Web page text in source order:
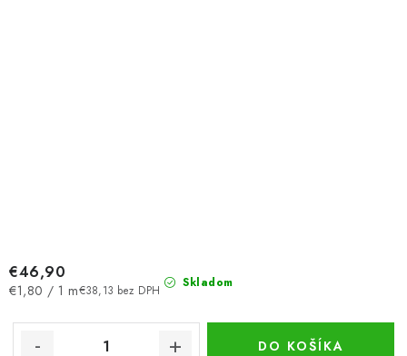
Skladom
€38,13 bez DPH
€46,90
Jednotková
€1,80 / 1 m
DO KOŠÍKA